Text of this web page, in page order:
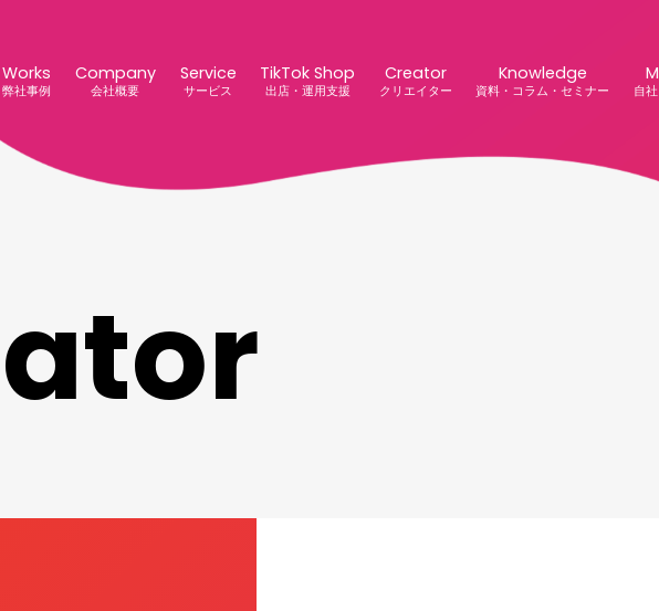
Works
弊社事例
Company
会社概要
Service
サービス
TikTok Shop
出店・運用支援
Creator
クリエイター
Knowledge
資料・コラム・セミナー 自
ator